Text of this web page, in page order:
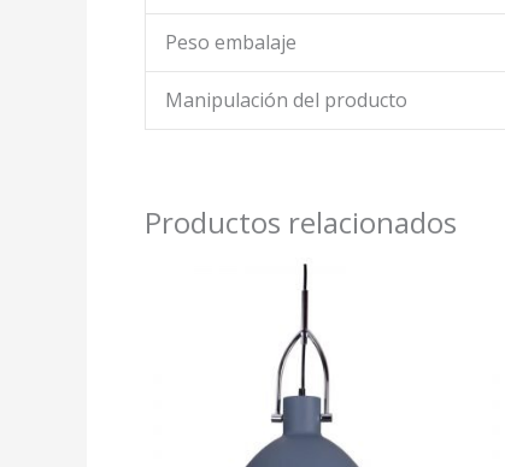
Peso embalaje
Manipulación del producto
Productos relacionados